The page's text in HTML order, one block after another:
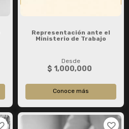
Representación ante el
Ministerio de Trabajo
Desde
$ 1,000,000
Conoce más